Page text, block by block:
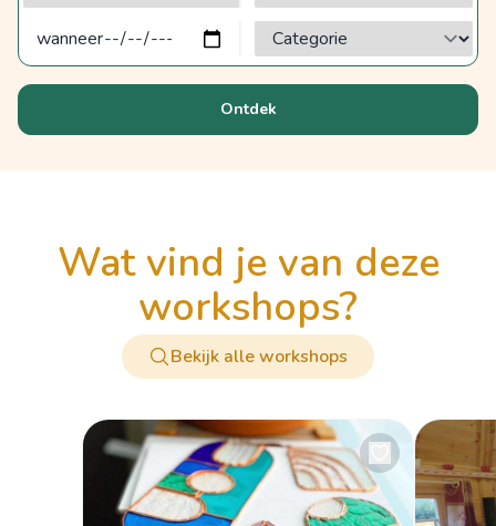
Categorie?
Ontdek
wat vind je van deze
workshops?
Bekijk alle workshops